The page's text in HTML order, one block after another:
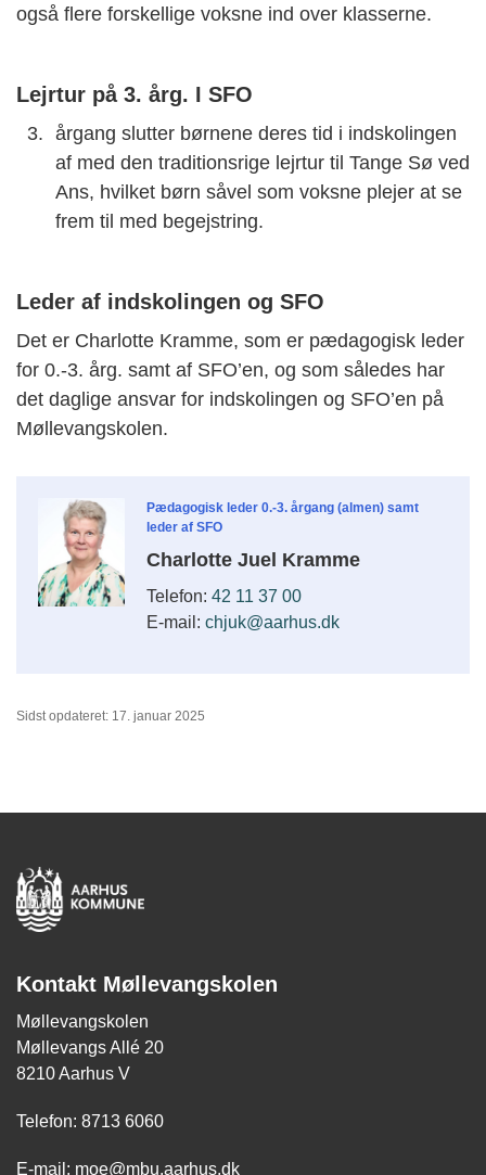
også flere forskellige voksne ind over klasserne.
Lejrtur på 3. årg. I SFO
årgang slutter børnene deres tid i indskolingen
af med den traditionsrige lejrtur til Tange Sø ved
Ans, hvilket børn såvel som voksne plejer at se
frem til med begejstring.
Leder af indskolingen og SFO
Det er Charlotte Kramme, som er pædagogisk leder
for 0.-3. årg. samt af SFO’en, og som således har
det daglige ansvar for indskolingen og SFO’en på
Møllevangskolen.
Pædagogisk leder 0.-3. årgang (almen) samt
leder af SFO
Charlotte Juel Kramme
Telefon: 42 11 37 00
E-mail: chjuk@aarhus.dk
Sidst opdateret: 17. januar 2025
Kontakt Møllevangskolen
Møllevangskolen
Møllevangs Allé 20
8210 Aarhus V
Telefon: 8713 6060
E-mail: moe@mbu.aarhus.dk